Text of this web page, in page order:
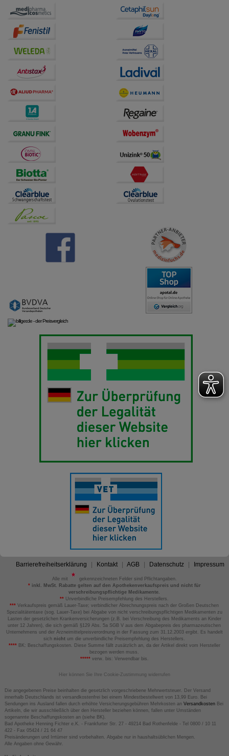
Barrierefreiheitserklärung Kontakt AGB Datenschutz Impressum
Alle mit
gekennzeichneten Felder sind Pflichtangaben.
*inkl. MwSt. Rabatte gelten auf den Apothekenverkaufspreis und nicht für
verschreibungspflichtige Medikamente.
** Unverbindliche Preisempfehlung des Herstellers.
*** Verkaufspreis gemäß Lauer-Taxe; verbindlicher Abrechnungspreis nach der Großen Deutschen
Spezialitätentaxe (sog. Lauer-Taxe) bei Abgabe von nicht verschreibungspflichtigen Medikamenten zu
Lasten der gesetzlichen Krankenversicherungen (z.B. bei Verschreibung des Medikaments an Kinder
unter 12 Jahren), die sich gemäß §129 Abs. 5a SGB V aus dem Abgabepreis des pharmazeutischen
Unternehmens und der Arzneimittelpreisverordnung in der Fassung zum 31.12.2003 ergibt. Es handelt
sich nicht um die unverbindliche Preisempfehlung des Herstellers.
****BK: Beschaffungskosten. Diese Summe fällt zusätzlich an, da der Artikel direkt vom Hersteller
bezogen werden muss.
*****verw. bis: Verwendbar bis.
Hier können Sie Ihre Cookie-Zustimmung widerrufen
Die angegebenen Preise beinhalten die gesetzlich vorgeschriebene Mehrwertsteuer. Der Versand
innerhalb Deutschlands ist versandkostenfrei bei einem Mindestbestellwert von 13,99 Euro. Bei
Sendungen ins Ausland fallen durch erhöhte Versicherungsgebühren Mehrkosten an VersandkostenBei
Artikeln, die wir ausschließlich über den Hersteller beziehen können, fallen unter Umständen
sogenannte Beschaffungskosten an (siehe BK).
Bad Apotheke Henning Fichter e.K. - Frankfurter Str. 27 - 49214 Bad Rothenfelde - Tel 0800 / 10 11
422 - Fax 05424 / 21 64 47
Preisänderungen und Irrtümer sind vorbehalten. Abgabe nur in haushaltsüblichen Mengen.
Alle Angaben ohne Gewähr.